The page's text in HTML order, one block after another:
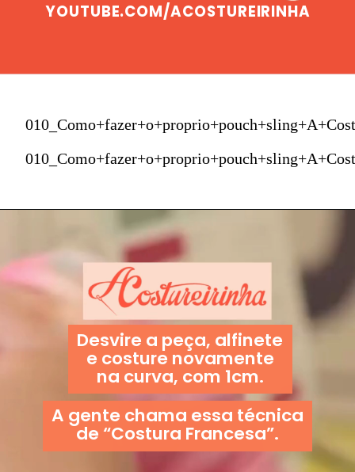
YOUTUBE.COM/ACOSTUREIRINHA
Desvire a peça, alfinete
e costure novamente
na curva, com 1cm.
A gente chama essa técnica
de “Costura Francesa”.